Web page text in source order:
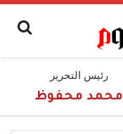
رئيس التحرير
محمد محفوظ